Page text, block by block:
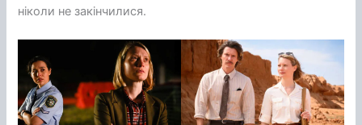
ніколи не закінчилися.